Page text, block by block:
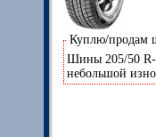
Куплю/продам
Шины 205/50 R-
небольшой